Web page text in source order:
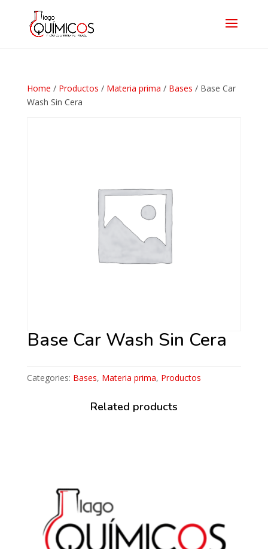
Home / Productos / Materia prima / Bases / Base Car
Wash Sin Cera
Base Car Wash Sin Cera
Categories: Bases, Materia prima, Productos
Related products